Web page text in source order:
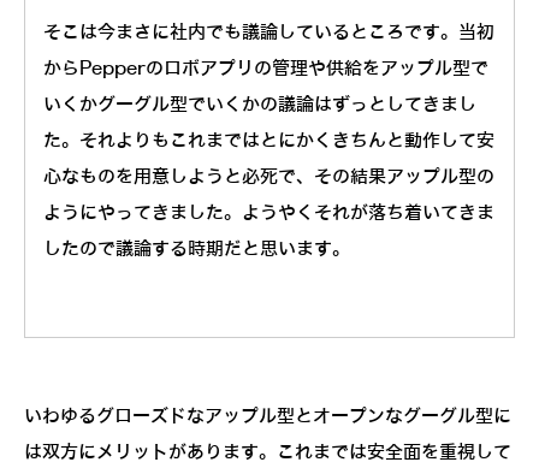
そこは今まさに社内でも議論しているところです。当初
からPepperのロボアプリの管理や供給をアップル型で
いくかグーグル型でいくかの議論はずっとしてきまし
た。それよりもこれまではとにかくきちんと動作して安
心なものを用意しようと必死で、その結果アップル型の
ようにやってきました。ようやくそれが落ち着いてきま
したので議論する時期だと思います。
いわゆるグローズドなアップル型とオープンなグーグル型に
は双方にメリットがあります。これまでは安全面を重視して